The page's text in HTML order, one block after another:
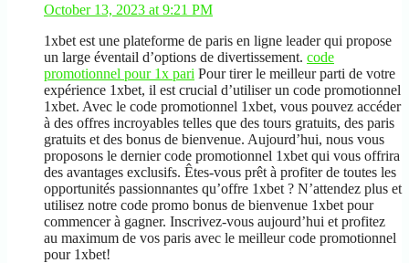
October 13, 2023 at 9:21 PM
1xbet est une plateforme de paris en ligne leader qui propose
un large éventail d’options de divertissement. code
promotionnel pour 1x pari Pour tirer le meilleur parti de votre
expérience 1xbet, il est crucial d’utiliser un code promotionnel
1xbet. Avec le code promotionnel 1xbet, vous pouvez accéder
à des offres incroyables telles que des tours gratuits, des paris
gratuits et des bonus de bienvenue. Aujourd’hui, nous vous
proposons le dernier code promotionnel 1xbet qui vous offrira
des avantages exclusifs. Êtes-vous prêt à profiter de toutes les
opportunités passionnantes qu’offre 1xbet ? N’attendez plus et
utilisez notre code promo bonus de bienvenue 1xbet pour
commencer à gagner. Inscrivez-vous aujourd’hui et profitez
au maximum de vos paris avec le meilleur code promotionnel
pour 1xbet!